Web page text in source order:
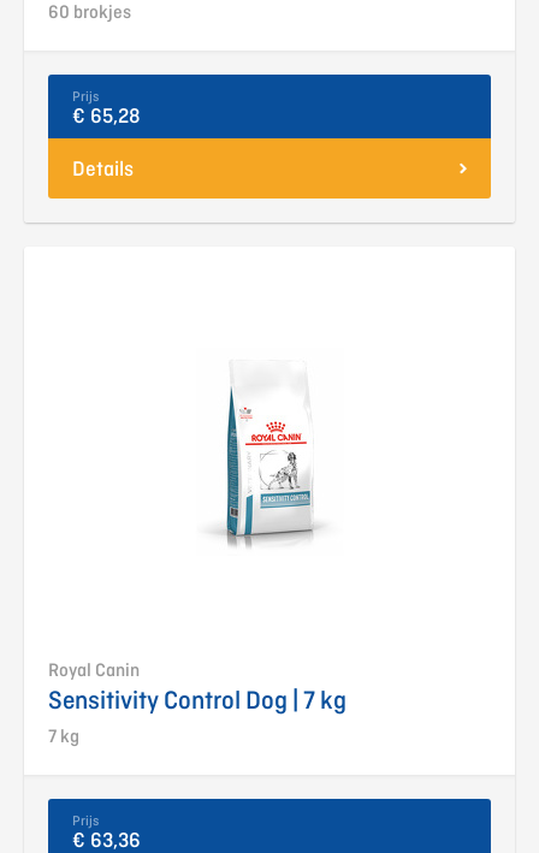
60 brokjes
Prijs
€ 65,28
Details
Royal Canin
Sensitivity Control Dog | 7 kg
7 kg
Prijs
€ 63,36